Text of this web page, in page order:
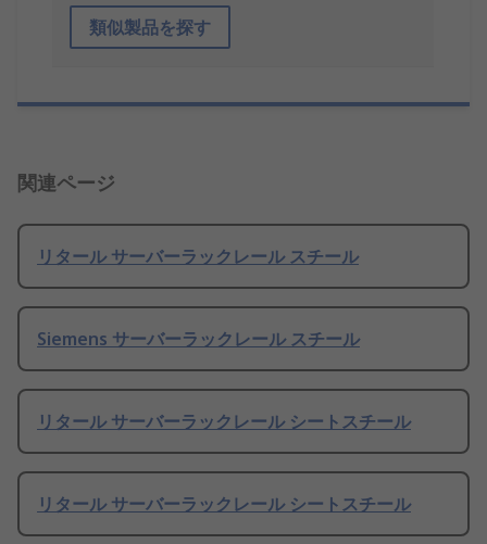
類似製品を探す
関連ページ
リタール サーバーラックレール スチール
Siemens サーバーラックレール スチール
リタール サーバーラックレール シートスチール
リタール サーバーラックレール シートスチール